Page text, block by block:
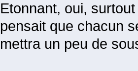
Etonnant, oui,
pensait que chacun
mettra un peu de